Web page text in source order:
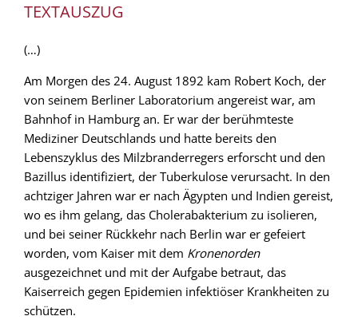
TEXTAUSZUG
(…)
Am Morgen des 24. August 1892 kam Robert Koch, der
von seinem Berliner Laboratorium angereist war, am
Bahnhof in Hamburg an. Er war der berühmteste
Mediziner Deutschlands und hatte bereits den
Lebenszyklus des Milzbranderregers erforscht und den
Bazillus identifiziert, der Tuberkulose verursacht. In den
achtziger Jahren war er nach Ägypten und Indien gereist,
wo es ihm gelang, das Cholerabakterium zu isolieren,
und bei seiner Rückkehr nach Berlin war er gefeiert
worden, vom Kaiser mit dem Kronenorden
ausgezeichnet und mit der Aufgabe betraut, das
Kaiserreich gegen Epidemien infektiöser Krankheiten zu
schützen.